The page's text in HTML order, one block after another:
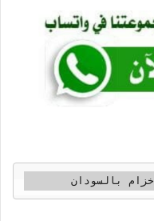
خزام بالسودان